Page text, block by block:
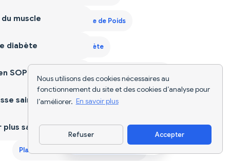
Nous utilisons des cookies nécessaires au
fonctionnement du site et des cookies d’analyse pour
l’améliorer. En savoir plus
Refuser Accepter
Nutriscan pour la Perte de Poids
Nutriscan pour le Diabète
Nutriscan pour le Gain de Masse Musculaire
Nutriscan pour le SOPK
Plan Alimentaire pour Hommes de 40 Ans
Plan de Régime Prise de Poids France
Télécharger l'appli
muscle
diabète
SOPK
saine
sain